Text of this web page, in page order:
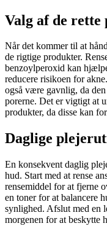
Valg af de
Når det kommer til at
de rigtige produkter.
benzoylperoxid kan
reducere risikoen for
også være gavnlig, da
porerne. Det er vigtigt at
produkter, da disse kan
Daglige
En konsekvent daglig
hud. Start med at rense
rensemiddel for at fjerne
en toner for at balancere
synlighed. Afslut med en
morgenen for at beskytte